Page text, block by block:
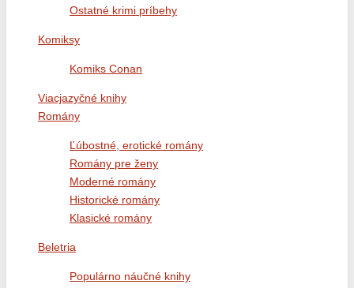
Ostatné krimi príbehy
Komiksy
Komiks Conan
Viacjazyčné knihy
Romány
Ľúbostné, erotické romány
Romány pre ženy
Moderné romány
Historické romány
Klasické romány
Beletria
Populárno náučné knihy